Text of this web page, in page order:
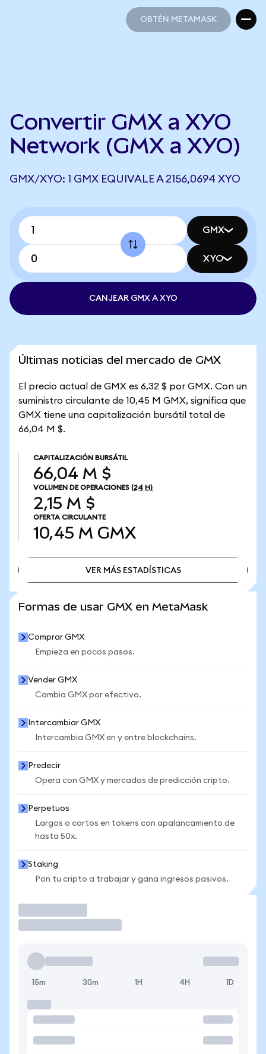
OBTÉN METAMASK
Convertir GMX a XYO
Network (GMX a XYO)
GMX/XYO: 1 GMX EQUIVALE A 2156,0694 XYO
GMX
XYO
CANJEAR GMX A XYO
Últimas noticias del mercado de GMX
El precio actual de GMX es 6,32 $ por GMX. Con un
suministro circulante de 10,45 M GMX, significa que
GMX tiene una capitalización bursátil total de
66,04 M $.
CAPITALIZACIÓN BURSÁTIL
66,04 M $
VOLUMEN DE OPERACIONES (24 H)
2,15 M $
OFERTA CIRCULANTE
10,45 M GMX
VER MÁS ESTADÍSTICAS
Formas de usar GMX en MetaMask
Comprar GMX
Empieza en pocos pasos.
Vender GMX
Cambia GMX por efectivo.
Intercambiar GMX
Intercambia GMX en y entre blockchains.
Predecir
Opera con GMX y mercados de predicción cripto.
Perpetuos
Largos o cortos en tokens con apalancamiento de
hasta 50x.
Staking
Pon tu cripto a trabajar y gana ingresos pasivos.
15m 30m 1H 4H 1D